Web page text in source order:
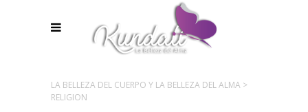
LA BELLEZA DEL CUERPO Y LA BELLEZA DEL ALMA >
RELIGION